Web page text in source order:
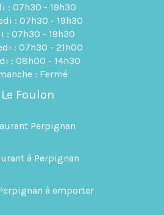
: 07h30 - 19h30
: 07h30 - 19h30
: 07h30 - 19h30
: 07h30 - 21h00
: 08h00 - 14h30
: Fermé
Le Foulon
Perpignan
à Perpignan
à emporter